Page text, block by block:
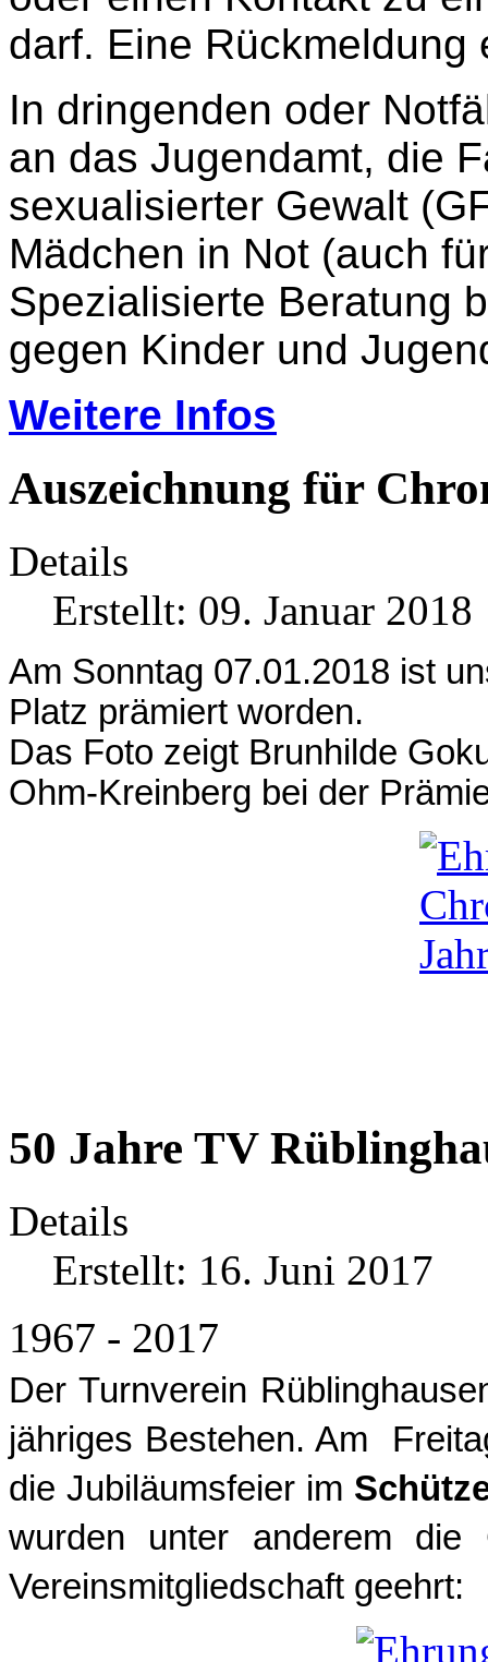
darf. Eine Rückmeldung
In dringenden oder
an das Jugendamt, die
sexualisierter Gewalt
Mädchen in Not (auch
Spezialisierte Beratung
gegen Kinder und
Weitere Infos
Auszeichnung für
Details
Erstellt: 09. Januar 2018
Am Sonntag 07.01.2018 ist
Platz prämiert worden.
Das Foto zeigt Brunhilde
Ohm-Kreinberg bei der
50 Jahre TV
Details
Erstellt: 16. Juni 2017
1967 - 2017
Der Turnverein
jähriges Bestehen. Am
die Jubiläumsfeier im
wurden unter anderem die
Vereinsmitgliedschaft geehrt: